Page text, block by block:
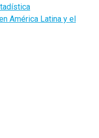
América Latina y el